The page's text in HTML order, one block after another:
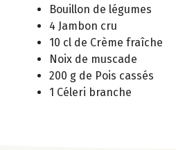
Bouillon de légumes
4 Jambon cru
10 cl de Crème fraîche
Noix de muscade
200 g de Pois cassés
1 Céleri branche